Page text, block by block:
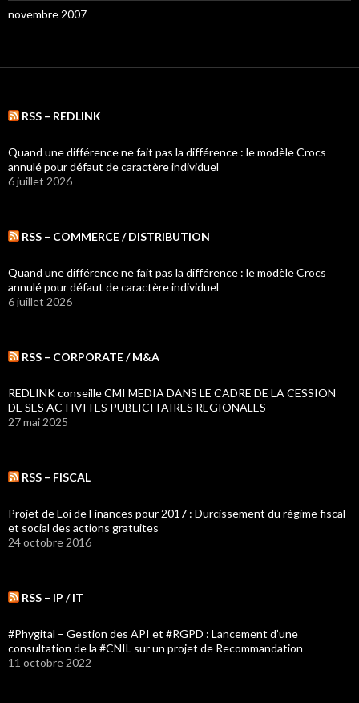
novembre 2007
RSS – REDLINK
Quand une différence ne fait pas la différence : le modèle Crocs
annulé pour défaut de caractère individuel
6 juillet 2026
RSS – COMMERCE / DISTRIBUTION
Quand une différence ne fait pas la différence : le modèle Crocs
annulé pour défaut de caractère individuel
6 juillet 2026
RSS – CORPORATE / M&A
REDLINK conseille CMI MEDIA DANS LE CADRE DE LA CESSION
DE SES ACTIVITES PUBLICITAIRES REGIONALES
27 mai 2025
RSS – FISCAL
Projet de Loi de Finances pour 2017 : Durcissement du régime fiscal
et social des actions gratuites
24 octobre 2016
RSS – IP / IT
#Phygital – Gestion des API et #RGPD : Lancement d’une
consultation de la #CNIL sur un projet de Recommandation
11 octobre 2022